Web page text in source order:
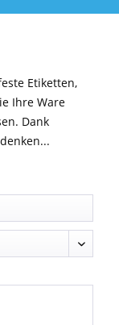
Etiketten,
Ihre Ware
Dank